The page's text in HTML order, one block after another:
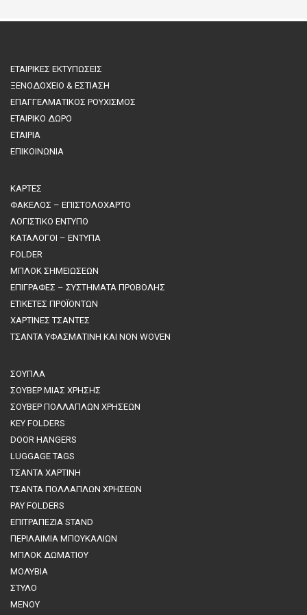
ΕΤΑΙΡΙΚΕΣ ΕΚΤΥΠΩΣΕΙΣ
ΞΕΝΟΔΟΧΕΙΟ & ΕΣΤΙΑΣΗ
ΕΠΑΓΓΕΛΜΑΤΙΚΟΣ ΡΟΥΧΙΣΜΟΣ
ΕΤΑΙΡΙΚΟ ΔΩΡΟ
ΕΤΑΙΡΙΑ
ΕΠΙΚΟΙΝΩΝΙΑ
ΚΑΡΤΕΣ
ΦΑΚΕΛΟΣ – ΕΠΙΣΤΟΛΟΧΑΡΤΟ
ΛΟΓΙΣΤΙΚΟ ΕΝΤΥΠΟ
ΚΑΤΑΛΟΓΟΙ – ΕΝΤΥΠΑ
FOLDER
ΜΠΛΟΚ ΣΗΜΕΙΩΣΕΩΝ
ΕΠΙΓΡΑΦΕΣ – ΣΥΣΤΗΜΑΤΑ ΠΡΟΒΟΛΗΣ
ΕΤΙΚΕΤΕΣ ΠΡΟΪΟΝΤΩΝ
ΧΑΡΤΙΝΕΣ ΤΣΑΝΤΕΣ
ΤΣΑΝΤΑ ΥΦΑΣΜΑΤΙΝΗ ΚΑΙ NON WOVEN
ΣΟΥΠΛΑ
ΣΟΥΒΕΡ ΜΙΑΣ ΧΡΗΣΗΣ
ΣΟΥΒΕΡ ΠΟΛΛΑΠΛΩΝ ΧΡΗΣΕΩΝ
KEY FOLDERS
DOOR HANGERS
LUGGAGE TAGS
ΤΣΑΝΤΑ ΧΑΡΤΙΝΗ
ΤΣΑΝΤΑ ΠΟΛΛΑΠΛΩΝ ΧΡΗΣΕΩΝ
PAY FOLDERS
ΕΠΙΤΡΑΠΕΖΙΑ STAND
ΠΕΡΙΛΑΙΜΙΑ ΜΠΟΥΚΑΛΙΩΝ
MΠΛΟΚ ΔΩΜΑΤΙΟΥ
ΜΟΛΥΒΙΑ
ΣΤΥΛΟ
ΜΕΝΟΥ